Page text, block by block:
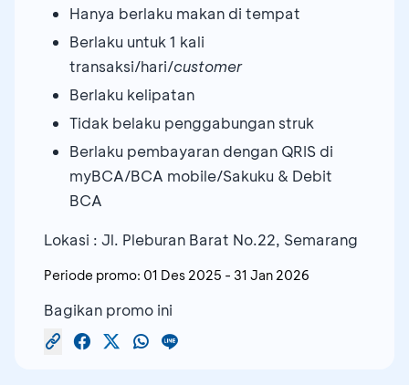
Hanya berlaku makan di tempat
Berlaku untuk 1 kali
transaksi/hari/customer
Berlaku kelipatan
Tidak belaku penggabungan struk
Berlaku pembayaran dengan QRIS di
myBCA/BCA mobile/Sakuku & Debit
BCA
Lokasi : Jl. Pleburan Barat No.22, Semarang
Periode promo: 01 Des 2025 - 31 Jan 2026
Bagikan promo ini